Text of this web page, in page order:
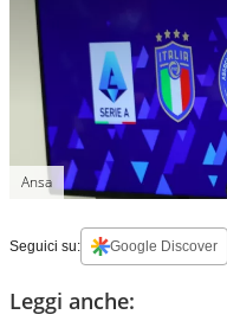
Ansa
Seguici su: Google Discover
Leggi anche: